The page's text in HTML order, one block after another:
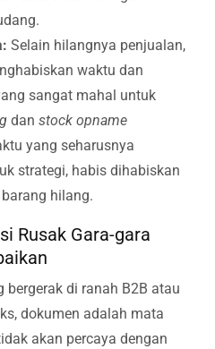
Selain hilangnya penjualan,
waktu dan
sangat mahal untuk
dan stock opname
yang seharusnya
strategi, habis dihabiskan
hilang.
Rusak Gara-gara
bergerak di ranah B2B atau
dokumen adalah mata
akan percaya dengan